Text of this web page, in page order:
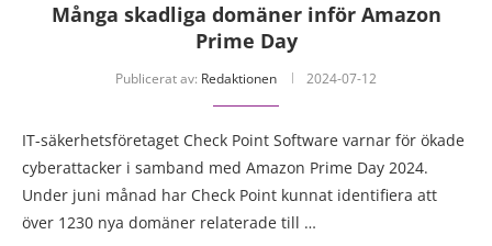
Många skadliga domäner inför Amazon
Prime Day
Publicerat av: Redaktionen 2024-07-12
IT-säkerhetsföretaget Check Point Software varnar för ökade
cyberattacker i samband med Amazon Prime Day 2024.
Under juni månad har Check Point kunnat identifiera att
över 1230 nya domäner relaterade till …